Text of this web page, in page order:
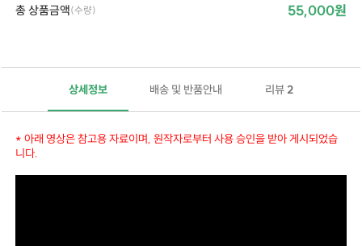
총 상품금액(수량) 55,000원
상세정보 배송 및 반품안내 리뷰 2
* 아래 영상은 참고용 자료이며, 원작자로부터 사용 승인을 받아 게시되었습
니다.